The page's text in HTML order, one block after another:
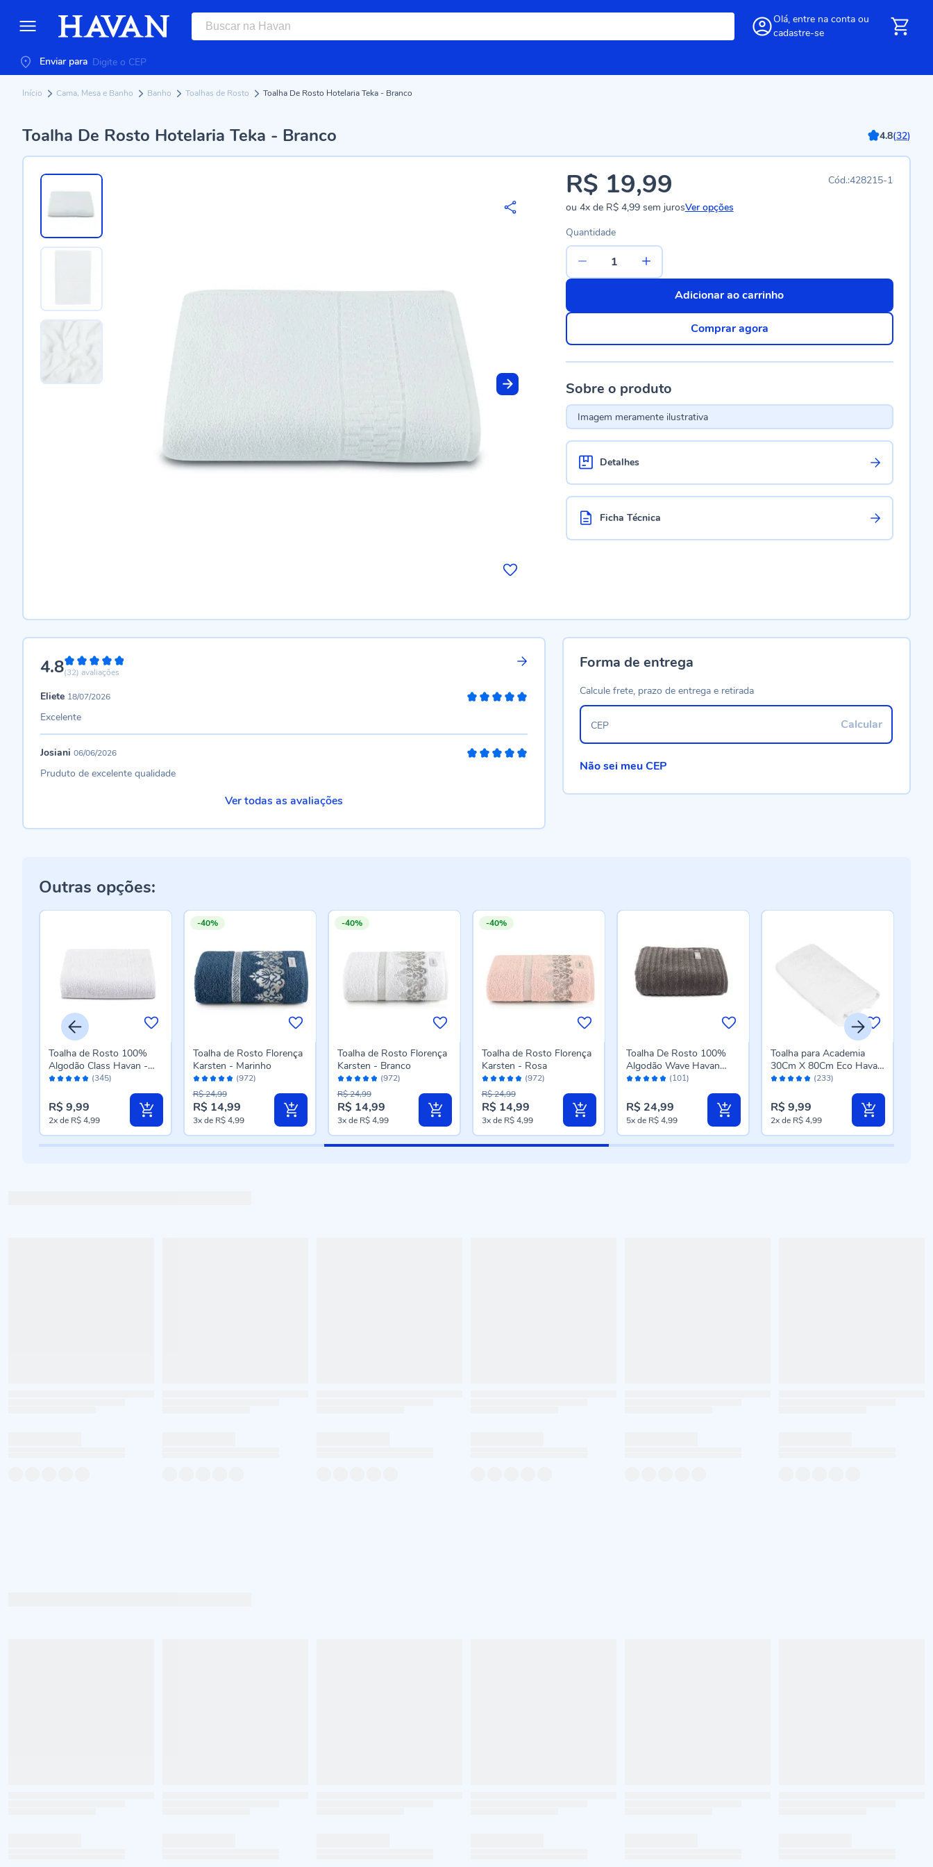
Olá, entre na conta ou
cadastre-se
Enviar para
Início Cama, Mesa e Banho Banho Toalhas de Rosto Toalha De Rosto Hotelaria Teka - Branco
Toalha De Rosto Hotelaria Teka - Branco 4.8(32)
428215-1
R$ 19,99
ou 4xde R$ 4,99sem jurosVer opções
Quantidade
Adicionar ao carrinho
Comprar agora
Sobre o produto
Imagem meramente ilustrativa
Detalhes
Ficha Técnica
4.896%
(32) avaliações
Eliete 18/07/2026
Excelente
Josiani 06/06/2026
Pruduto de excelente qualidade
Ver todas as avaliações
Forma de entrega
Calcule frete, prazo de entrega e retirada
Calcular
CEP
Não sei meu CEP
Outras opções:
Avaliação: (345)
Toalha de Rosto 100%
Algodão Class Havan -
Branco
R$ 9,99
2xde R$ 4,99
-40%
Avaliação:
96%
(972)
Toalha de Rosto Florença
Karsten - Marinho
Preço
especial
R$ 14,99
R$ 24,99
3xde R$ 4,99
-40%
Avaliação:
96%
(972)
Toalha de Rosto Florença
Karsten - Branco
Preço
especial
R$ 14,99
R$ 24,99
3xde R$ 4,99
-40%
Avaliação:
96%
(972)
Toalha de Rosto Florença
Karsten - Rosa
Preço
especial
R$ 14,99
R$ 24,99
3xde R$ 4,99
Avaliação: (101)
Toalha De Rosto 100%
Algodão Wave Havan
Casa 1 Pç - Chumbo New
R$ 24,99
5xde R$ 4,99
Avaliação: (233)
Toalha para Academia
30Cm X 80Cm Eco Havan
Casa - Branco
R$ 9,99
2xde R$ 4,99